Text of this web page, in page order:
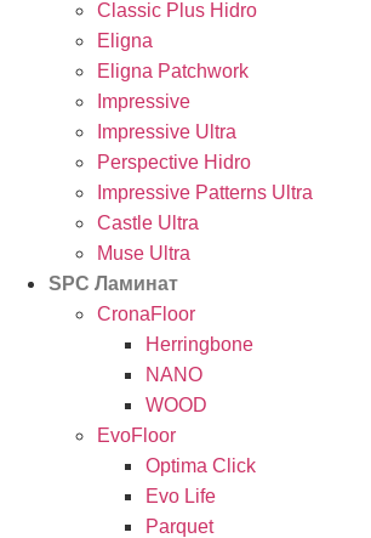
Classic Plus Hidro
Eligna
Eligna Patchwork
Impressive
Impressive Ultra
Perspective Hidro
Impressive Patterns Ultra
Castle Ultra
Muse Ultra
SPC Ламинат
CronaFloor
Herringbone
NANO
WOOD
EvoFloor
Optima Click
Evo Life
Parquet